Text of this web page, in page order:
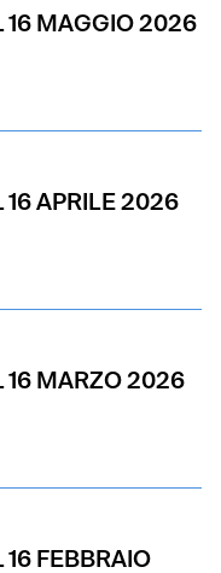
16 MAGGIO 2026
16 APRILE 2026
16 MARZO 2026
16 FEBBRAIO